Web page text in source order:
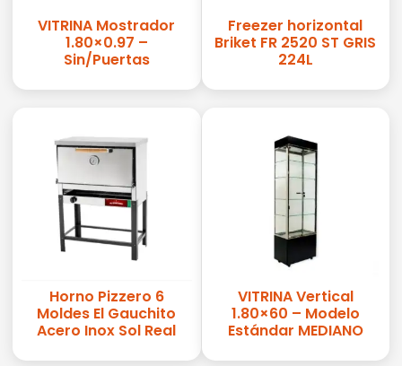
VITRINA Mostrador
1.80×0.97 –
Sin/Puertas
Freezer horizontal
Briket FR 2520 ST GRIS
224L
Horno Pizzero 6
Moldes El Gauchito
Acero Inox Sol Real
VITRINA Vertical
1.80×60 – Modelo
Estándar MEDIANO